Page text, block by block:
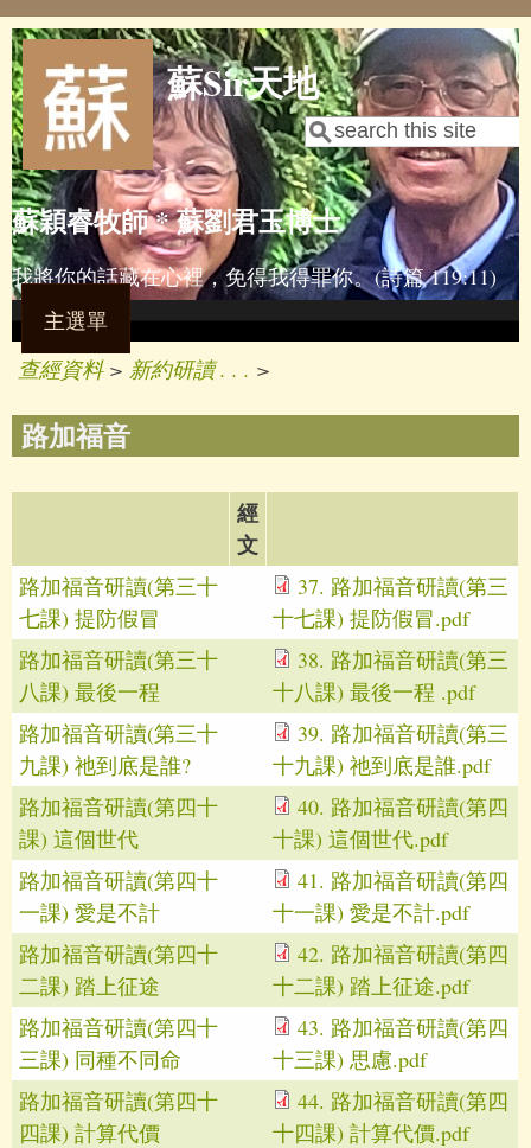
Skip to main content
蘇Sir天地
Search form
Search
蘇穎睿牧師 * 蘇劉君玉博士
我將你的話藏在心裡，免得我得罪你。(詩篇 119:11)
主選單
查經資料> 新約研讀 . . . >
路加福音
經
文
路加福音研讀(第三十
七課) 提防假冒
37. 路加福音研讀(第三
十七課) 提防假冒.pdf
路加福音研讀(第三十
八課) 最後一程
38. 路加福音研讀(第三
十八課) 最後一程 .pdf
路加福音研讀(第三十
九課) 祂到底是誰?
39. 路加福音研讀(第三
十九課) 祂到底是誰.pdf
路加福音研讀(第四十
課) 這個世代
40. 路加福音研讀(第四
十課) 這個世代.pdf
路加福音研讀(第四十
一課) 愛是不計
41. 路加福音研讀(第四
十一課) 愛是不計.pdf
路加福音研讀(第四十
二課) 踏上征途
42. 路加福音研讀(第四
十二課) 踏上征途.pdf
路加福音研讀(第四十
三課) 同種不同命
43. 路加福音研讀(第四
十三課) 思慮.pdf
路加福音研讀(第四十
四課) 計算代價
44. 路加福音研讀(第四
十四課) 計算代價.pdf